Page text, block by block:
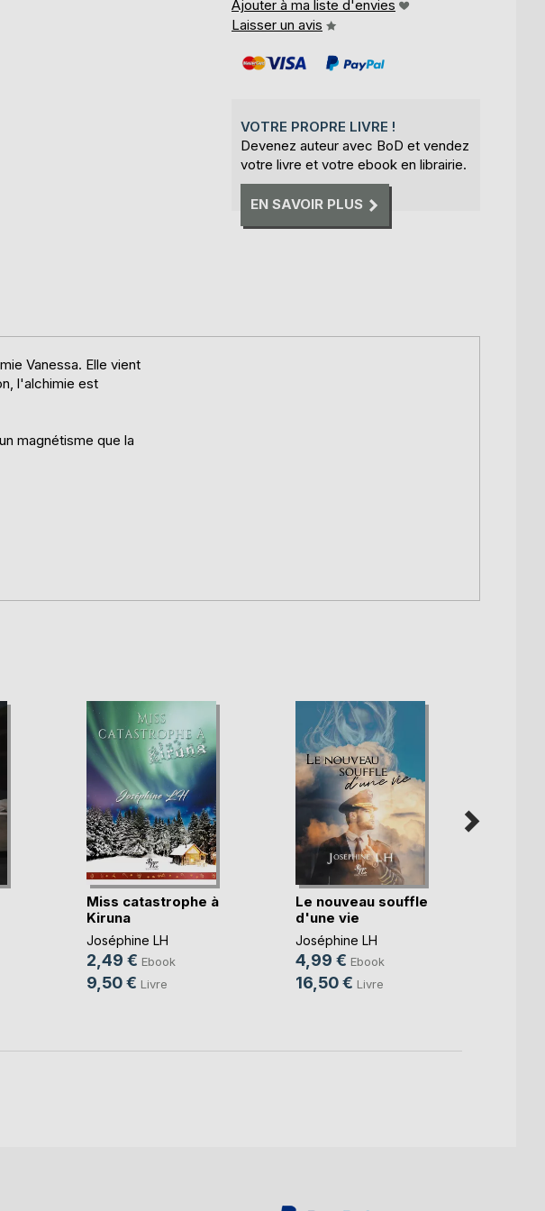
Ajouter à ma liste d'envies
Laisser un avis
VOTRE PROPRE LIVRE !
Devenez auteur avec BoD et vendez
votre livre et votre ebook en librairie.
EN SAVOIR PLUS
Vanessa. Elle vient
l'alchimie est
magnétisme que la
Miss catastrophe à
Kiruna
Joséphine LH
2,49 € Ebook
9,50 € Livre
Le nouveau souffle
d'une vie
Joséphine LH
4,99 € Ebook
16,50 € Livre